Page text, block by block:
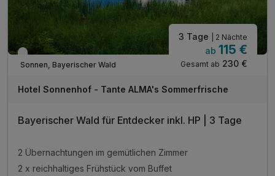
Verfügbar bis Dezember
Sonnen, Bayerischer Wald
3 Tage | 2 Nächte
ab 115 €
Gesamt ab 230 €
Hotel Sonnenhof - Tante ALMA's Sommerfrische
Bayerischer Wald für Entdecker inkl. HP | 3 Tage
2 Übernachtungen im gemütlichen Zimmer
2 x reichhaltiges Frühstück vom Buffet